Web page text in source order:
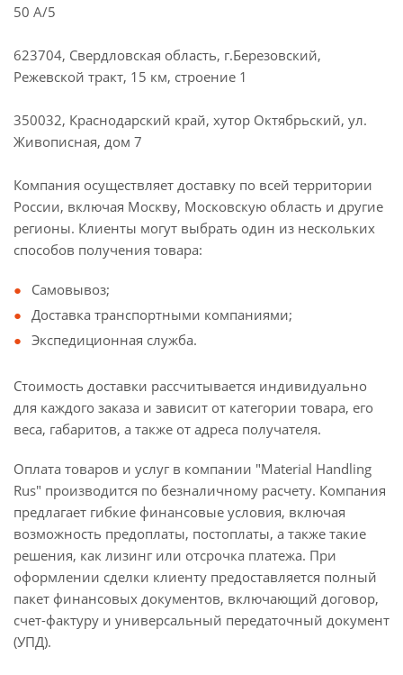
50 А/5
623704, Свердловская область, г.Березовский,
Режевской тракт, 15 км, строение 1
350032, Краснодарский край, хутор Октябрьский, ул.
Живописная, дом 7
Компания осуществляет доставку по всей территории
России, включая Москву, Московскую область и другие
регионы. Клиенты могут выбрать один из нескольких
способов получения товара:
Самовывоз;
Доставка транспортными компаниями;
Экспедиционная служба.
Стоимость доставки рассчитывается индивидуально
для каждого заказа и зависит от категории товара, его
веса, габаритов, а также от адреса получателя.
Оплата товаров и услуг в компании "Material Handling
Rus" производится по безналичному расчету. Компания
предлагает гибкие финансовые условия, включая
возможность предоплаты, постоплаты, а также такие
решения, как лизинг или отсрочка платежа. При
оформлении сделки клиенту предоставляется полный
пакет финансовых документов, включающий договор,
счет-фактуру и универсальный передаточный документ
(УПД).